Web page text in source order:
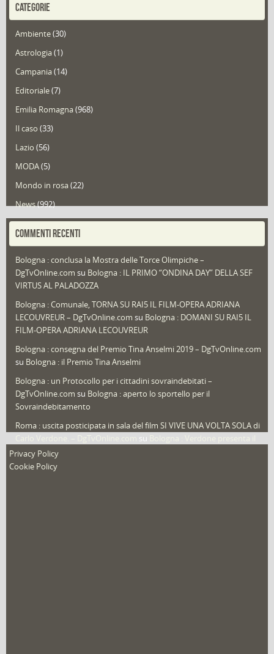
CATEGORIE
Ambiente(30)
Astrologia(1)
Campania(14)
Editoriale(7)
Emilia Romagna(968)
Il caso (33)
Lazio (56)
MODA(5)
Mondo in rosa(22)
News(992)
Portfolio(1)
Redazioni(1.049)
Speciali (22)
Sport
That's Bologna Magazine(25)
Video (archivio) (262)
COMMENTI RECENTI
Bologna : conclusa la Mostra delle Torce Olimpiche –
DgTvOnline.com su Bologna : IL PRIMO “ONDINA DAY” DELLA SEF
VIRTUS AL PALADOZZA
Bologna : Comunale, TORNA SU RAI5 IL FILM-OPERA ADRIANA
LECOUVREUR – DgTvOnline.com su Bologna : DOMANI SU RAI5 IL
FILM-OPERA ADRIANA LECOUVREUR
Bologna : consegna del Premio Tina Anselmi 2019 – DgTvOnline.com
su Bologna : il Premio Tina Anselmi
Bologna : un Protocollo per i cittadini sovraindebitati –
DgTvOnline.com su Bologna : aperto lo sportello per il
Sovraindebitamento
Roma : uscita posticipata in sala del film SI VIVE UNA VOLTA SOLA di
su
nuovo film
Privacy Policy
Cookie Policy